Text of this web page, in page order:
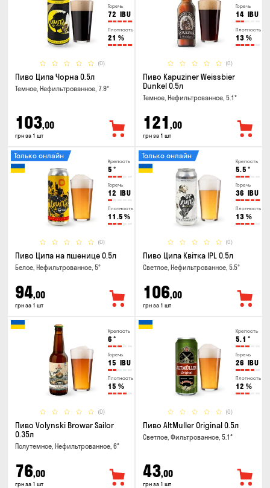
Горечь
72 IBU
Плотность
21 %
(0)
Пиво Ципа Чорна 0.5л
Темное, Нефильтрованное, 7.9°
103,00
грн за 1 шт
Горечь
14 IBU
Плотность
13 %
(0)
Пиво Kapuziner Weissbier
Dunkel 0.5л
Темное, Нефильтрованное, 5.1°
121 ,00
грн за 1 шт
Крепость
5 °
Горечь
12 IBU
Плотность
11.5 %
(0)
Только онлайн
Пиво Ципа на пшенице 0.5л
Белое, Нефильтрованное, 5°
94,00
грн за 1 шт
Крепость
5.5 °
Горечь
36 IBU
Плотность
13 %
(0)
Только онлайн
Пиво Ципа Квітка IPL 0.5л
Светлое, Нефильтрованное, 5.5°
106,00
грн за 1 шт
Крепость
6 °
Горечь
15 IBU
Плотность
15 %
(0)
Пиво Volynski Browar Sailor
0.35л
Полутемное, Нефильтрованное, 6°
76,00
грн за 1 шт
Крепость
5.1 °
Горечь
26 IBU
Плотность
12 %
(0)
Пиво AltMuller Original 0.5л
Светлое, Фильтрованное, 5.1°
43,00
грн за 1 шт